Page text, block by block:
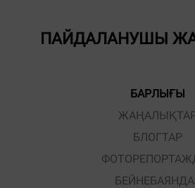
ПАЙДАЛАНУШЫ
БАРЛЫҒЫ
БЛОГТАР